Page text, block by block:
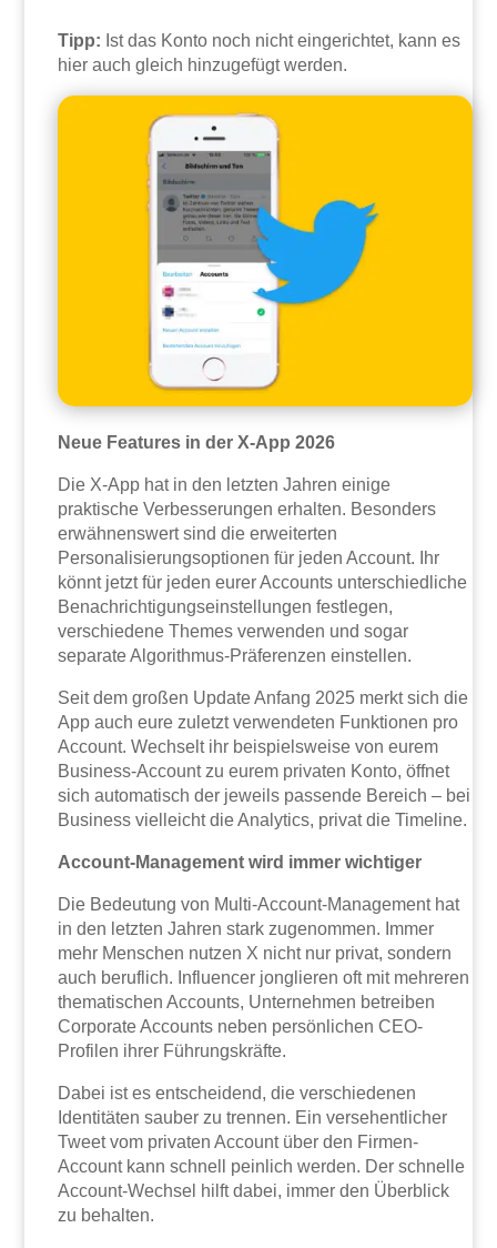
Tipp: Ist das Konto noch nicht eingerichtet, kann es
hier auch gleich hinzugefügt werden.
Neue Features in der X-App 2026
Die X-App hat in den letzten Jahren einige
praktische Verbesserungen erhalten. Besonders
erwähnenswert sind die erweiterten
Personalisierungsoptionen für jeden Account. Ihr
könnt jetzt für jeden eurer Accounts unterschiedliche
Benachrichtigungseinstellungen festlegen,
verschiedene Themes verwenden und sogar
separate Algorithmus-Präferenzen einstellen.
Seit dem großen Update Anfang 2025 merkt sich die
App auch eure zuletzt verwendeten Funktionen pro
Account. Wechselt ihr beispielsweise von eurem
Business-Account zu eurem privaten Konto, öffnet
sich automatisch der jeweils passende Bereich – bei
Business vielleicht die Analytics, privat die Timeline.
Account-Management wird immer wichtiger
Die Bedeutung von Multi-Account-Management hat
in den letzten Jahren stark zugenommen. Immer
mehr Menschen nutzen X nicht nur privat, sondern
auch beruflich. Influencer jonglieren oft mit mehreren
thematischen Accounts, Unternehmen betreiben
Corporate Accounts neben persönlichen CEO-
Profilen ihrer Führungskräfte.
Dabei ist es entscheidend, die verschiedenen
Identitäten sauber zu trennen. Ein versehentlicher
Tweet vom privaten Account über den Firmen-
Account kann schnell peinlich werden. Der schnelle
Account-Wechsel hilft dabei, immer den Überblick
zu behalten.